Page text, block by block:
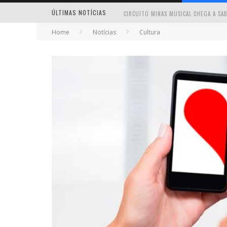
ÚLTIMAS NOTÍCIAS
MILTON GUEDES TRAZ TURNÊ
Home Notícias Cultura